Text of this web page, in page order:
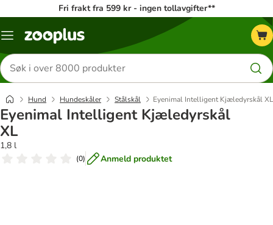
Fri frakt fra 599 kr - ingen tollavgifter**
Katalogmeny
Søk
etter
produkter
Hund Hundeskåler Stålskål Eyenimal Intelligent Kjæledyrskål XL
Eyenimal Intelligent Kjæledyrskål
XL
1,8 l
(0) Anmeld produktet